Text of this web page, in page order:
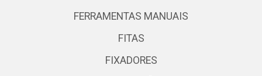
FERRAMENTAS MANUAIS
FITAS
FIXADORES